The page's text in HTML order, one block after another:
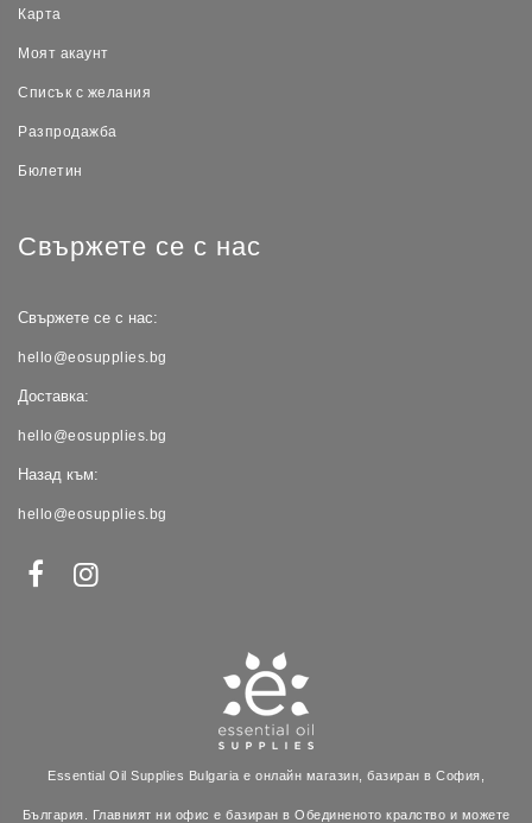
Карта
Моят акаунт
Списък с желания
Разпродажба
Бюлетин
Свържете се с нас
Свържете се с нас:
hello@eosupplies.bg
Доставка:
hello@eosupplies.bg
Назад към:
hello@eosupplies.bg
Essential Oil Supplies Bulgaria е онлайн магазин, базиран в София,
България. Главният ни офис е базиран в Обединеното кралство и можете